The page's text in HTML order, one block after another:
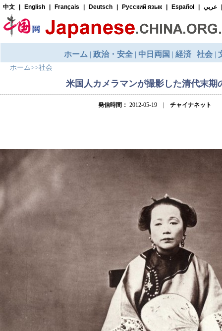
ホーム>>社会
米国人カメラマンが撮影した清代末期
発信時間： 2012-05-19 | チャイナネット